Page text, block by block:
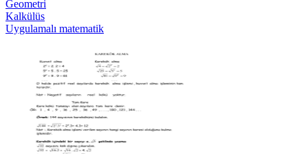
Geometri
Kalkülüs
Uygulamalı matematik